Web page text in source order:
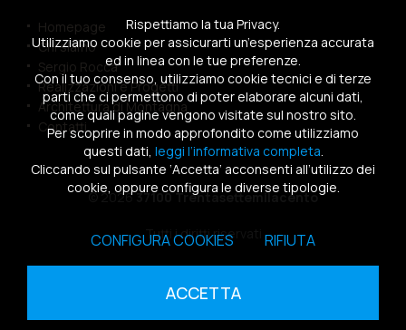
Homepage
Chi siamo
Sergio Rocca
Realizzazioni e Progetti
Architettura di Montagna
Contatti
© 202637100 Trentasettemilacento
Tutti i diritti riservati
Sitemap|Privacy Policy|Cookies Policy
Rispettiamo la tua Privacy.
Utilizziamo cookie per assicurarti un’esperienza accurata
ed in linea con le tue preferenze.
Con il tuo consenso, utilizziamo cookie tecnici e di terze
parti che ci permettono di poter elaborare alcuni dati,
come quali pagine vengono visitate sul nostro sito.
Per scoprire in modo approfondito come utilizziamo
questi dati, leggi l’informativa completa.
Cliccando sul pulsante ‘Accetta’ acconsenti all’utilizzo dei
cookie, oppure configura le diverse tipologie.
CONFIGURA COOKIES RIFIUTA
ACCETTA